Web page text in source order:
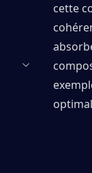
cette